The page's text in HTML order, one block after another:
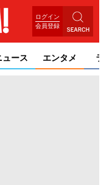
ログイン
会員登録
ュース エンタメ ライ